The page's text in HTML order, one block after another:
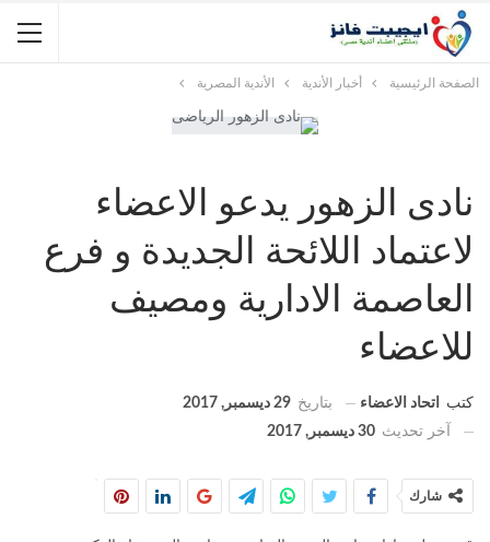
الصفحة الرئيسية أخبار الأندية الأندية المصرية
نادى الزهور يدعو الاعضاء
لاعتماد اللائحة الجديدة و فرع
العاصمة الادارية ومصيف
للاعضاء
كتب اتحاد الاعضاء بتاريخ 29 ديسمبر, 2017
آخر تحديث 30 ديسمبر, 2017
شارك